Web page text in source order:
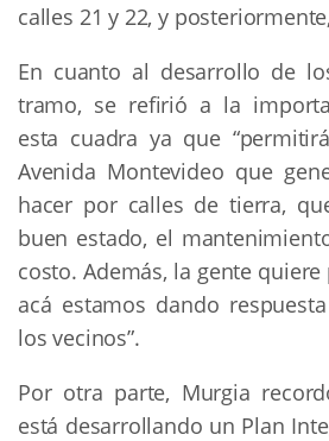
calles 21 y 22, y
En cuanto al desarrollo de
tramo, se refirió a la
esta cuadra ya que
Avenida Montevideo que
hacer por calles de tierra,
buen estado, el
costo. Además, la gente
acá estamos dando
los vecinos”.
Por otra parte, Murgia
está desarrollando un Plan